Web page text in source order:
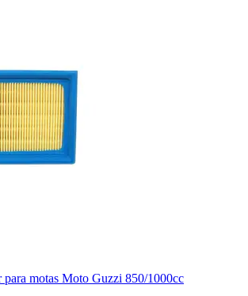
para motas Moto Guzzi 850/1000cc